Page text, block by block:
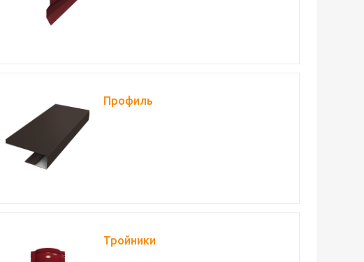
Профиль
Тройники